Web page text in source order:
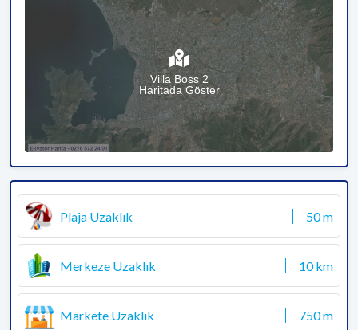
Villa Boss 2
Haritada Göster
Plaja Uzaklık 50 m
Merkeze Uzaklık 10 km
Markete Uzaklık 750 m